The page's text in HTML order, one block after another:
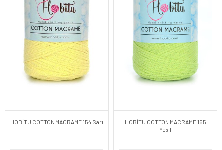
HOBİTU COTTON MACRAME 154 Sarı
HOBİTU COTTON MACRAME 155
Yeşil